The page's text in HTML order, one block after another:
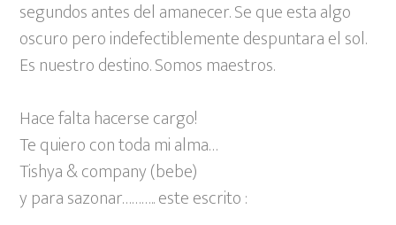
segundos antes del amanecer. Se que esta algo
oscuro pero indefectiblemente despuntara el sol.
Es nuestro destino. Somos maestros.
Hace falta hacerse cargo!
Te quiero con toda mi alma…
Tishya & company (bebe)
y para sazonar……….. este escrito :